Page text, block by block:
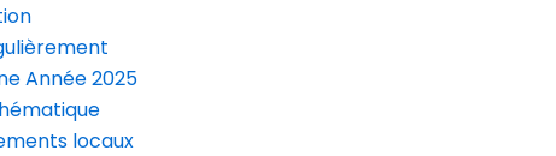
Année 2025
locaux